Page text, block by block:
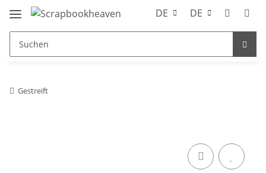
DE DE
Gestreift